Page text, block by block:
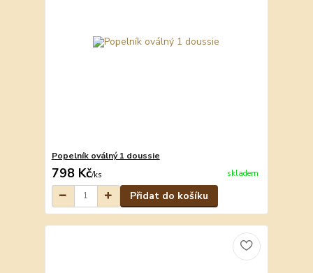
Popelník oválný 1 doussie
798 Kč/ks skladem
Přidat do košíku